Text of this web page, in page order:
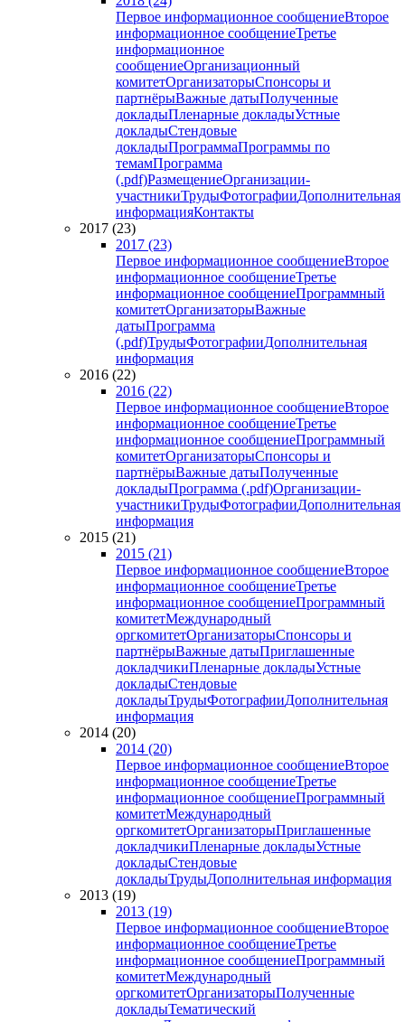
Первое информационное сообщениеВторое
информационное сообщениеТретье
информационное
сообщениеОрганизационный
комитетОрганизаторыСпонсоры и
партнёрыВажные датыПолученные
докладыПленарные докладыУстные
докладыСтендовые
докладыПрограммаПрограммы по
темамПрограмма
(.pdf)РазмещениеОрганизации-
участникиТрудыФотографииДополнительная
информацияКонтакты
2017 (23)
2017 (23)
Первое информационное сообщениеВторое
информационное сообщениеТретье
информационное сообщениеПрограммный
комитетОрганизаторыВажные
датыПрограмма
(.pdf)ТрудыФотографииДополнительная
информация
2016 (22)
2016 (22)
Первое информационное сообщениеВторое
информационное сообщениеТретье
информационное сообщениеПрограммный
комитетОрганизаторыСпонсоры и
партнёрыВажные датыПолученные
докладыПрограмма (.pdf)Организации-
участникиТрудыФотографииДополнительная
информация
2015 (21)
2015 (21)
Первое информационное сообщениеВторое
информационное сообщениеТретье
информационное сообщениеПрограммный
комитетМеждународный
оргкомитетОрганизаторыСпонсоры и
партнёрыВажные датыПриглашенные
докладчикиПленарные докладыУстные
докладыСтендовые
докладыТрудыФотографииДополнительная
информация
2014 (20)
2014 (20)
Первое информационное сообщениеВторое
информационное сообщениеТретье
информационное сообщениеПрограммный
комитетМеждународный
оргкомитетОрганизаторыПриглашенные
докладчикиПленарные докладыУстные
докладыСтендовые
докладыТрудыДополнительная информация
2013 (19)
2013 (19)
Первое информационное сообщениеВторое
информационное сообщениеТретье
информационное сообщениеПрограммный
комитетМеждународный
оргкомитетОрганизаторыПолученные
докладыТематический